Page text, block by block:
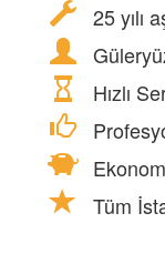
25 yılı
Hızlı
Tüm